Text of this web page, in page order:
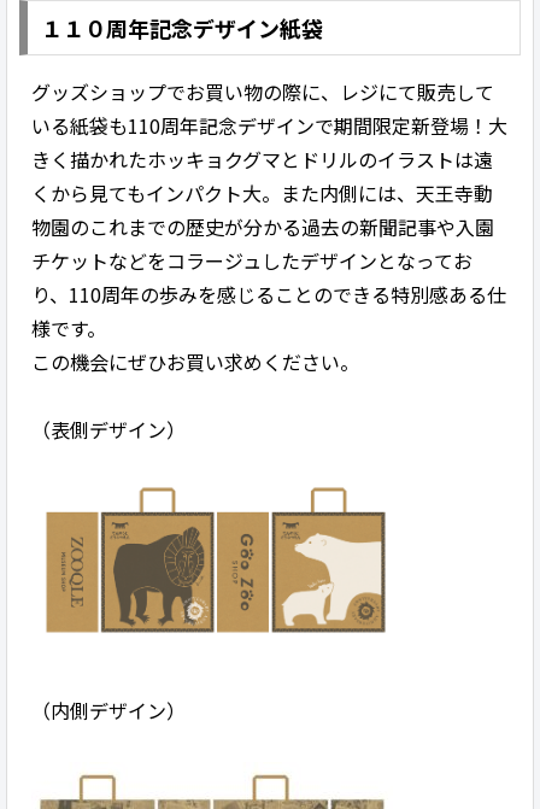
１１０周年記念デザイン紙袋
グッズショップでお買い物の際に、レジにて販売して
いる紙袋も110周年記念デザインで期間限定新登場！大
きく描かれたホッキョクグマとドリルのイラストは遠
くから見てもインパクト大。また内側には、天王寺動
物園のこれまでの歴史が分かる過去の新聞記事や入園
チケットなどをコラージュしたデザインとなってお
り、110周年の歩みを感じることのできる特別感ある仕
様です。
この機会にぜひお買い求めください。
（表側デザイン）
（内側デザイン）